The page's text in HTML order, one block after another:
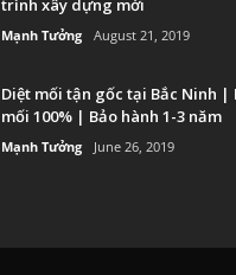
trình xây dựng mới
Mạnh Tưởng August 21, 2019
Diệt mối tận gốc tại Bắc Ninh |
mối 100% | Bảo hành 1-3 năm
Mạnh Tưởng June 26, 2019